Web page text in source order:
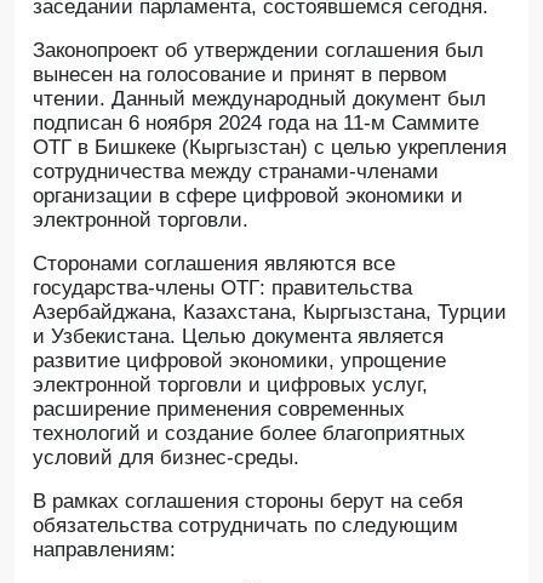
заседании парламента, состоявшемся сегодня.
Законопроект об утверждении соглашения был
вынесен на голосование и принят в первом
чтении. Данный международный документ был
подписан 6 ноября 2024 года на 11-м Саммите
ОТГ в Бишкеке (Кыргызстан) с целью укрепления
сотрудничества между странами-членами
организации в сфере цифровой экономики и
электронной торговли.
Сторонами соглашения являются все
государства-члены ОТГ: правительства
Азербайджана, Казахстана, Кыргызстана, Турции
и Узбекистана. Целью документа является
развитие цифровой экономики, упрощение
электронной торговли и цифровых услуг,
расширение применения современных
технологий и создание более благоприятных
условий для бизнес-среды.
В рамках соглашения стороны берут на себя
обязательства сотрудничать по следующим
направлениям: